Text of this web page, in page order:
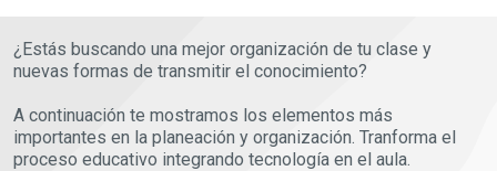
¿Estás buscando una mejor organización de tu clase y
nuevas formas de transmitir el conocimiento?
A continuación te mostramos los elementos más
importantes en la planeación y organización. Tranforma el
proceso educativo integrando tecnología en el aula.